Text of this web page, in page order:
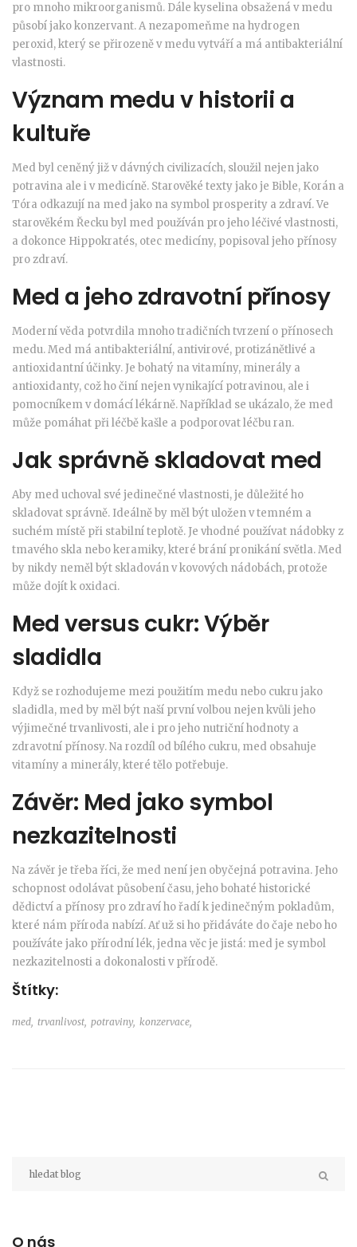
pro mnoho mikroorganismů. Dále kyselina obsažená v medu
působí jako konzervant. A nezapomeňme na hydrogen
peroxid, který se přirozeně v medu vytváří a má antibakteriální
vlastnosti.
Význam medu v historii a
kultuře
Med byl ceněný již v dávných civilizacích, sloužil nejen jako
potravina ale i v medicíně. Starověké texty jako je Bible, Korán a
Tóra odkazují na med jako na symbol prosperity a zdraví. Ve
starověkém Řecku byl med používán pro jeho léčivé vlastnosti,
a dokonce Hippokratés, otec medicíny, popisoval jeho přínosy
pro zdraví.
Med a jeho zdravotní přínosy
Moderní věda potvrdila mnoho tradičních tvrzení o přínosech
medu. Med má antibakteriální, antivirové, protizánětlivé a
antioxidantní účinky. Je bohatý na vitamíny, minerály a
antioxidanty, což ho činí nejen vynikající potravinou, ale i
pomocníkem v domácí lékárně. Například se ukázalo, že med
může pomáhat při léčbě kašle a podporovat léčbu ran.
Jak správně skladovat med
Aby med uchoval své jedinečné vlastnosti, je důležité ho
skladovat správně. Ideálně by měl být uložen v temném a
suchém místě při stabilní teplotě. Je vhodné používat nádobky z
tmavého skla nebo keramiky, které brání pronikání světla. Med
by nikdy neměl být skladován v kovových nádobách, protože
může dojít k oxidaci.
Med versus cukr: Výběr
sladidla
Když se rozhodujeme mezi použitím medu nebo cukru jako
sladidla, med by měl být naší první volbou nejen kvůli jeho
výjimečné trvanlivosti, ale i pro jeho nutriční hodnoty a
zdravotní přínosy. Na rozdíl od bílého cukru, med obsahuje
vitamíny a minerály, které tělo potřebuje.
Závěr: Med jako symbol
nezkazitelnosti
Na závěr je třeba říci, že med není jen obyčejná potravina. Jeho
schopnost odolávat působení času, jeho bohaté historické
dědictví a přínosy pro zdraví ho řadí k jedinečným pokladům,
které nám příroda nabízí. Ať už si ho přidáváte do čaje nebo ho
používáte jako přírodní lék, jedna věc je jistá: med je symbol
nezkazitelnosti a dokonalosti v přírodě.
Štítky:
med, trvanlivost, potraviny, konzervace,
O nás